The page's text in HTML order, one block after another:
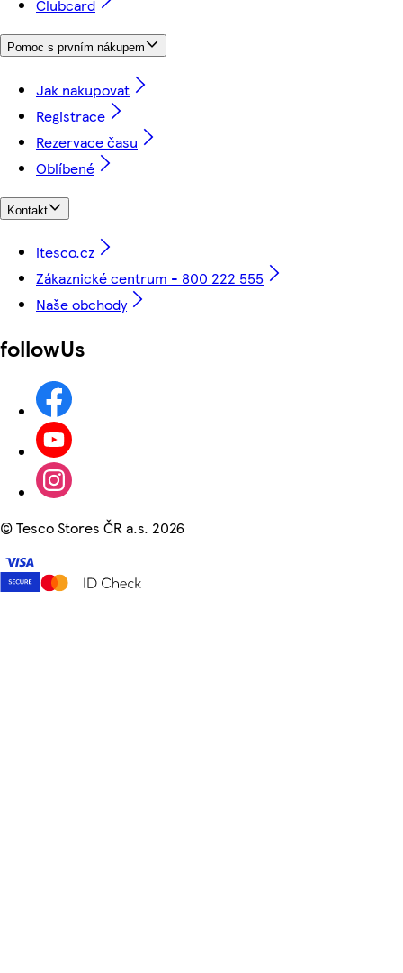
Clubcard
Pomoc s prvním nákupem
Jak nakupovat
Registrace
Rezervace času
Oblíbené
Kontakt
itesco.cz
Zákaznické centrum - 800 222 555
Naše obchody
followUs
©Tesco Stores ČR a.s. 2026